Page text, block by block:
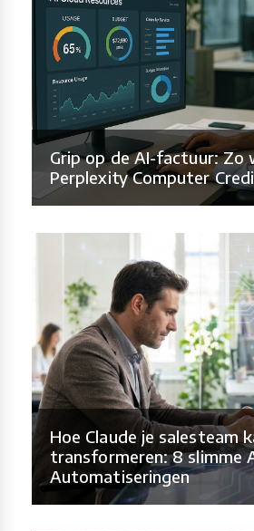
Grip op de AI-factuur: Zo
Perplexity Computer
Hoe Claude je salesteam
transformeren: 8 slimme
Automatiseringen